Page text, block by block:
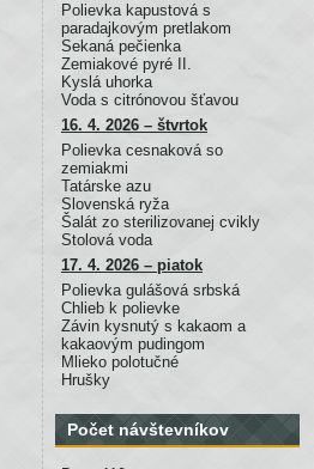
Polievka kapustová s
paradajkovým pretlakom
Sekaná pečienka
Zemiakové pyré II.
Kyslá uhorka
Voda s citrónovou šťavou
16. 4. 2026 – štvrtok
Polievka cesnaková so
zemiakmi
Tatárske azu
Slovenská ryža
Šalát zo sterilizovanej cvikly
Stolová voda
17. 4. 2026 – piatok
Polievka gulášová srbská
Chlieb k polievke
Závin kysnutý s kakaom a
kakaovým pudingom
Mlieko polotučné
Hrušky
Počet návštevníkov